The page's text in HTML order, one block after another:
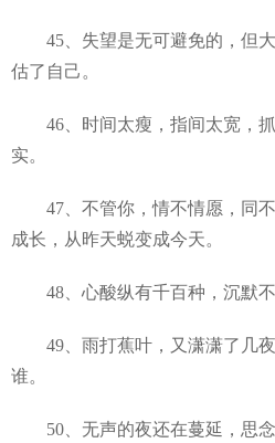
45、失望是无可避免的，但大
估了自己。
46、时间太瘦，指间太宽，抓
实。
47、不管你，情不情愿，同不
成长，从昨天蜕变成今天。
48、心酸纵有千百种，沉默不
49、雨打蕉叶，又潇潇了几夜
谁。
50、无声的夜还在蔓延，思念